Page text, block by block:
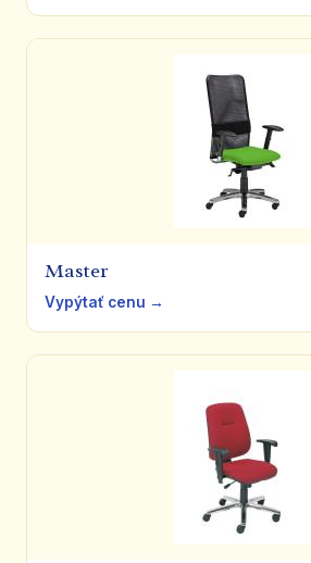
Master
Vypýtať cenu →